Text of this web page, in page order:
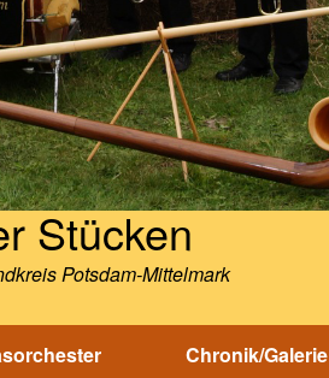
Stücken
Potsdam-Mittelmark
Chronik/Galerie